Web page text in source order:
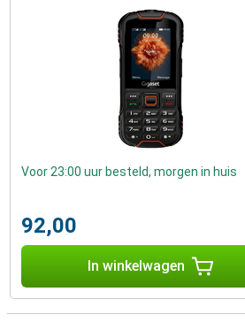
Voor 23:00 uur besteld, morgen in huis
92,00
In winkelwagen